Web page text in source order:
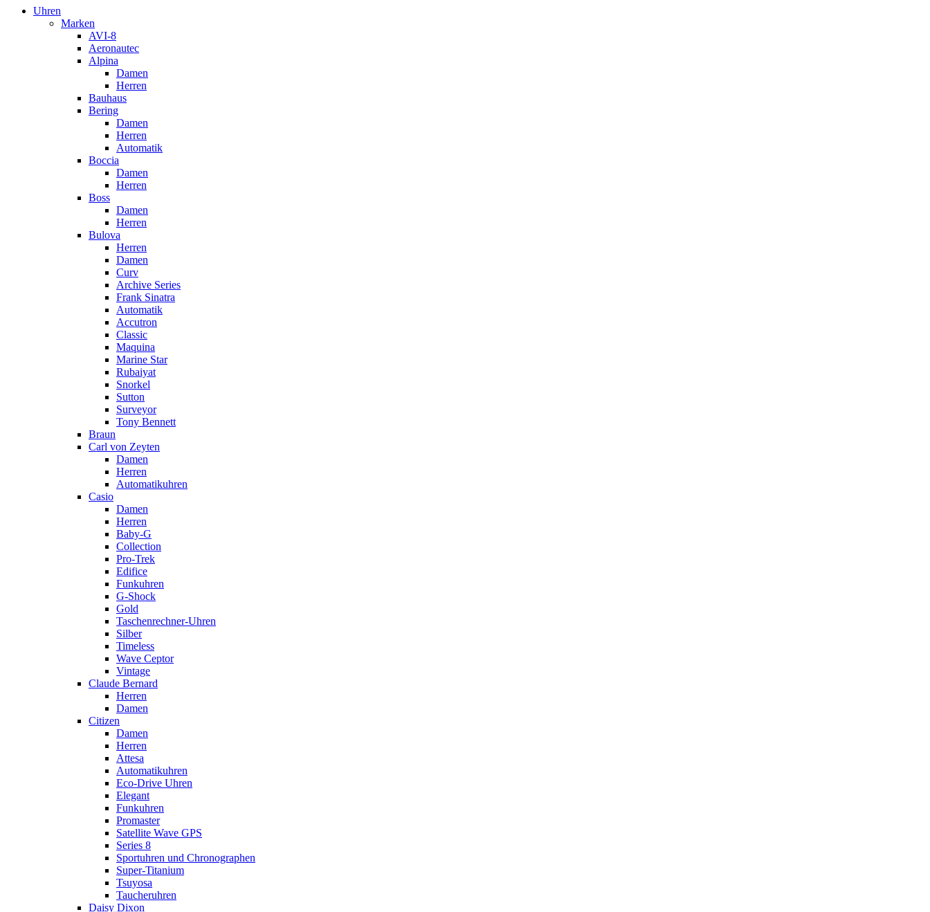
Uhren
Marken
AVI-8
Aeronautec
Alpina
Damen
Herren
Bauhaus
Bering
Damen
Herren
Automatik
Boccia
Damen
Herren
Boss
Damen
Herren
Bulova
Herren
Damen
Curv
Archive Series
Frank Sinatra
Automatik
Accutron
Classic
Maquina
Marine Star
Rubaiyat
Snorkel
Sutton
Surveyor
Tony Bennett
Braun
Carl von Zeyten
Damen
Herren
Automatikuhren
Casio
Damen
Herren
Baby-G
Collection
Pro-Trek
Edifice
Funkuhren
G-Shock
Gold
Taschenrechner-Uhren
Silber
Timeless
Wave Ceptor
Vintage
Claude Bernard
Herren
Damen
Citizen
Damen
Herren
Attesa
Automatikuhren
Eco-Drive Uhren
Elegant
Funkuhren
Promaster
Satellite Wave GPS
Series 8
Sportuhren und Chronographen
Super-Titanium
Tsuyosa
Taucheruhren
Daisy Dixon